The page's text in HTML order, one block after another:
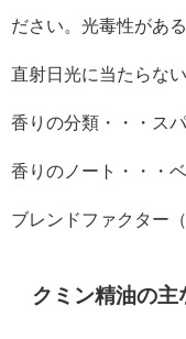
ださい。光毒性があ
直射日光に当たらな
香りの分類・・・ス
香りのノート・・・
ブレンドファクター（
クミン精油の主